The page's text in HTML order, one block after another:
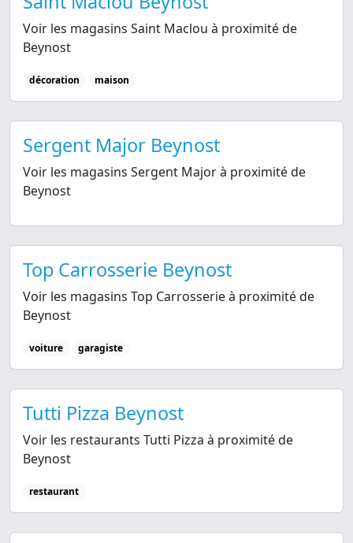
Voir les magasins Saint Maclou à proximité de
Beynost
décoration maison
Sergent Major Beynost
Voir les magasins Sergent Major à proximité de
Beynost
Top Carrosserie Beynost
Voir les magasins Top Carrosserie à proximité de
Beynost
voiture garagiste
Tutti Pizza Beynost
Voir les restaurants Tutti Pizza à proximité de
Beynost
restaurant